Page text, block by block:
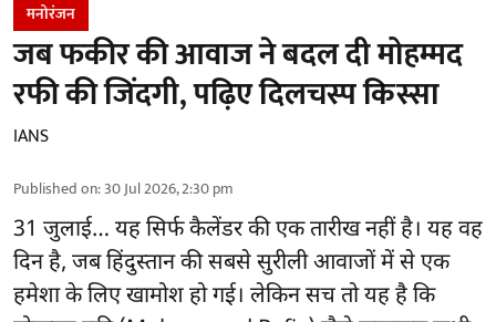
मनोरंजन
जब फकीर की आवाज ने बदल दी मोहम्मद
रफी की जिंदगी, पढ़िए दिलचस्प किस्सा
IANS
Published on:30 Jul 2026, 2:30 pm
31 जुलाई… यह सिर्फ कैलेंडर की एक तारीख नहीं है। यह वह
दिन है, जब हिंदुस्तान की सबसे सुरीली आवाजों में से एक
हमेशा के लिए खामोश हो गई। लेकिन सच तो यह है कि